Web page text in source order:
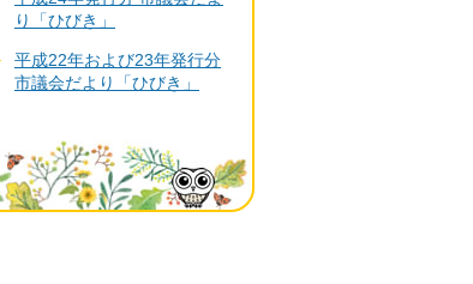
り「ひびき」
平成22年および23年発行分
市議会だより「ひびき」